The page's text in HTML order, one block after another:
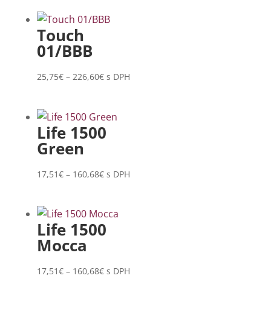
through
Touch
01/BBB
25,75€ – 226,60€Price
through
226,60€
s DPH
Life 1500
Green
17,51€ – 160,68€Price
through
160,68€
s DPH
Life 1500
Mocca
17,51€ – 160,68€Price
s DPH